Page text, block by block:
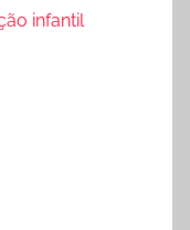
infantil